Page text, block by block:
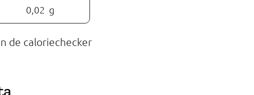
0,02 g
de caloriechecker